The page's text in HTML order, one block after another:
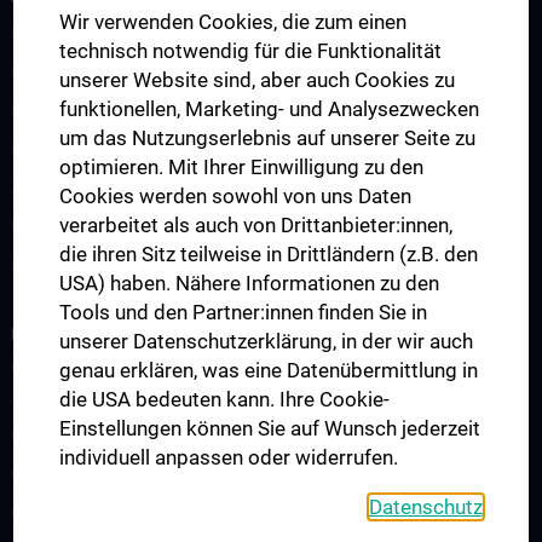
Lehre an der Universitätsklinik für Kinder- und Jugendheilkunde
Fragen und Antworten
Famulaturen
Klinisch-Praktisches Jahr (KPJ)
Zentrum für pädiatrische Simulation und Patient:innensicherheit
Ultraschallausbildung
Lehre an der MedUni Wien
FORSCHUNG
Forschung an der Universitätsklinik für Kinder- und
Jugendheilkunde
Forschungsbereiche
Wir verwenden Cookies, die zum einen
technisch notwendig für die Funktionalität
unserer Website sind, aber auch Cookies zu
funktionellen, Marketing- und Analysezwecken
um das Nutzungserlebnis auf unserer Seite zu
optimieren. Mit Ihrer Einwilligung zu den
Cookies werden sowohl von uns Daten
verarbeitet als auch von Drittanbieter:innen,
die ihren Sitz teilweise in Drittländern (z.B. den
USA) haben. Nähere Informationen zu den
Tools und den Partner:innen finden Sie in
unserer Datenschutzerklärung, in der wir auch
genau erklären, was eine Datenübermittlung in
die USA bedeuten kann. Ihre Cookie-
Einstellungen können Sie auf Wunsch jederzeit
individuell anpassen oder widerrufen.
Datenschutz